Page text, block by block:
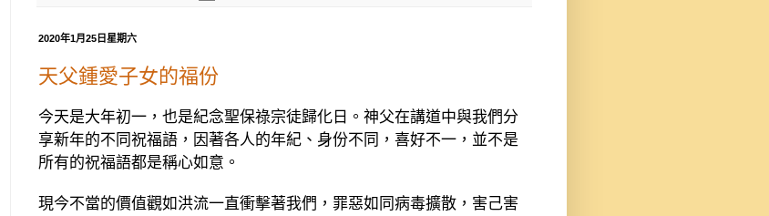
2020年1月25日星期六
天父鍾愛子女的福份
今天是大年初一，也是紀念聖保祿宗徒歸化日。神父在講道中與我們分
享新年的不同祝福語，因著各人的年紀、身份不同，喜好不一，並不是
所有的祝福語都是稱心如意。
現今不當的價值觀如洪流一直衝擊著我們，罪惡如同病毒擴散，害己害